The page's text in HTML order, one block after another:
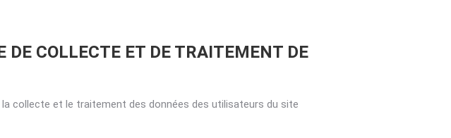
COLLECTE ET DE TRAITEMENT DE
collecte et le traitement des données des utilisateurs du site